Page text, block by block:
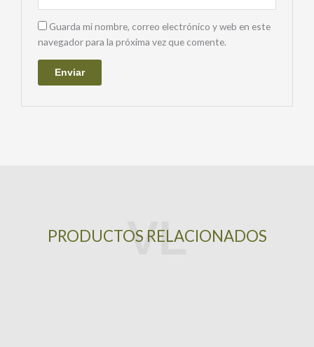
Guarda mi nombre, correo electrónico y web en este
navegador para la próxima vez que comente.
PRODUCTOS RELACIONADOS